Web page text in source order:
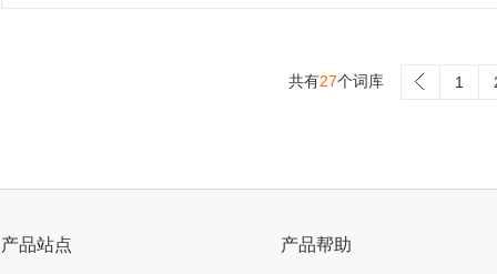
共有27个词库 1
产品站点 产品帮助